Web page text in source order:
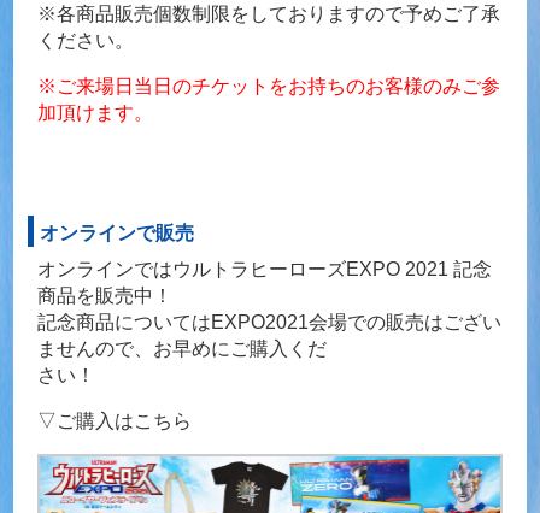
※各商品販売個数制限をしておりますので予めご了承
ください。
※ご来場日当日のチケットをお持ちのお客様のみご参
加頂けます。
オンラインで販売
オンラインではウルトラヒーローズEXPO 2021 記念
商品を販売中！
記念商品についてはEXPO2021会場での販売はござい
ませんので、お早めにご購入くだ
さい！
▽ご購入はこちら